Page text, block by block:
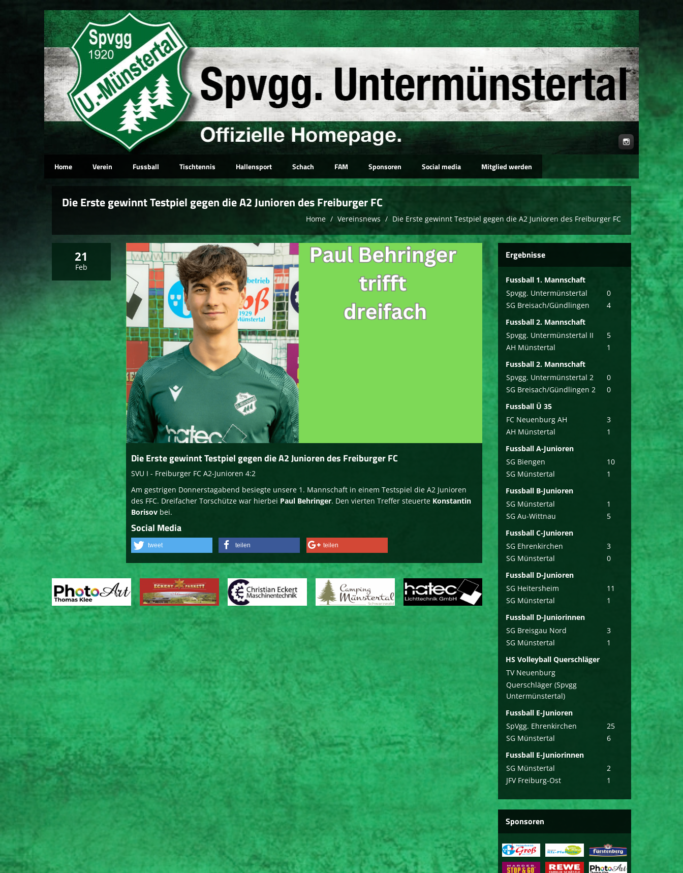
Home Verein Fussball Tischtennis Hallensport Schach FAM Sponsoren Social media Mitglied werden
Die Erste gewinnt Testpiel gegen die A2 Junioren des Freiburger FC
Home Vereinsnews Die Erste gewinnt Testpiel gegen die A2 Junioren des Freiburger FC
21
Feb
Die Erste gewinnt Testpiel gegen die A2 Junioren des Freiburger FC
SVU I - Freiburger FC A2-Junioren 4:2
Am gestrigen Donnerstagabend besiegte unsere 1. Mannschaft in einem Testspiel die A2 Junioren
des FFC. Dreifacher Torschütze war hierbei Paul Behringer. Den vierten Treffer steuerte Konstantin
Borisov bei.
Social Media
tweet teilen teilen
Ergebnisse
Fussball 1. Mannschaft
Spvgg. Untermünstertal
0
SG Breisach/Gündlingen
4
Fussball 2. Mannschaft
Spvgg. Untermünstertal II
5
AH Münstertal
1
Fussball 2. Mannschaft
Spvgg. Untermünstertal 2
0
SG Breisach/Gündlingen 2
0
Fussball Ü 35
FC Neuenburg AH
3
AH Münstertal
1
Fussball A-Junioren
SG Biengen
10
SG Münstertal
1
Fussball B-Junioren
SG Münstertal
1
SG Au-Wittnau
5
Fussball C-Junioren
SG Ehrenkirchen
3
SG Münstertal
0
Fussball D-Junioren
SG Heitersheim
11
SG Münstertal
1
Fussball D-Juniorinnen
SG Breisgau Nord
3
SG Münstertal
1
HS Volleyball Querschläger
TV Neuenburg
Querschläger (Spvgg
Untermünstertal)
Fussball E-Junioren
SpVgg. Ehrenkirchen
25
SG Münstertal
6
Fussball E-Juniorinnen
SG Münstertal
2
JFV Freiburg-Ost
1
Sponsoren